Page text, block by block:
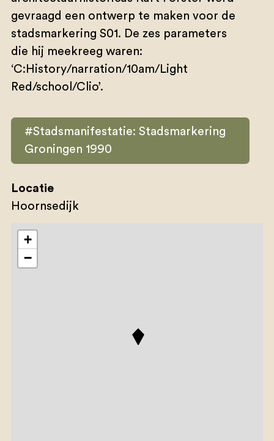
gevraagd een ontwerp te maken voor de
stadsmarkering S01. De zes parameters
die hij meekreeg waren:
‘C:History/narration/10am/Light
Red/school/Clio’.
#Stadsmanifestatie: Stadsmarkering
Groningen 1990
Locatie
Hoornsedijk
+
−